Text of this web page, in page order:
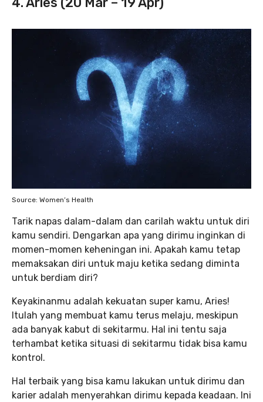
Source: Women’s Health
Tarik napas dalam-dalam dan carilah waktu untuk diri
kamu sendiri. Dengarkan apa yang dirimu inginkan di
momen-momen keheningan ini. Apakah kamu tetap
memaksakan diri untuk maju ketika sedang diminta
untuk berdiam diri?
Keyakinanmu adalah kekuatan super kamu, Aries!
Itulah yang membuat kamu terus melaju, meskipun
ada banyak kabut di sekitarmu. Hal ini tentu saja
terhambat ketika situasi di sekitarmu tidak bisa kamu
kontrol.
Hal terbaik yang bisa kamu lakukan untuk dirimu dan
karier adalah menyerahkan dirimu kepada keadaan. Ini